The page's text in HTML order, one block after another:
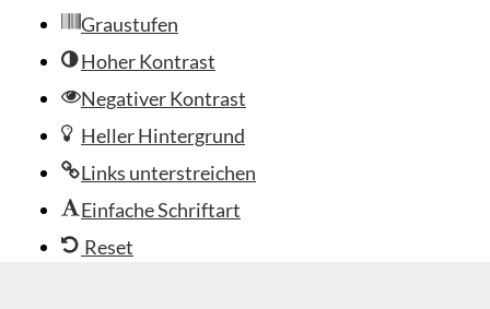
Graustufen
Hoher Kontrast
Negativer Kontrast
Heller Hintergrund
Links unterstreichen
Einfache Schriftart
Reset